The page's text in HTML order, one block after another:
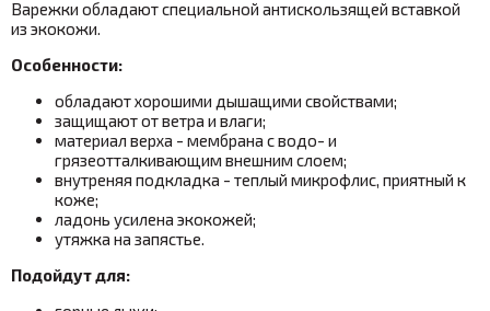
Варежки обладают специальной антискользящей вставкой
из экокожи.
Особенности:
обладают хорошими дышащими свойствами;
защищают от ветра и влаги;
материал верха - мембрана с водо- и
грязеотталкивающим внешним слоем;
внутреняя подкладка - теплый микрофлис, приятный к
коже;
ладонь усилена экокожей;
утяжка на запястье.
Подойдут для: